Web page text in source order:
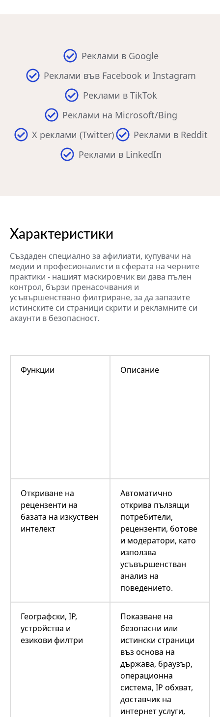
Реклами в Google
Реклами във Facebook и Instagram
Реклами в TikTok
Реклами на Microsoft/Bing
X реклами (Twitter)
Реклами в Reddit
Реклами в LinkedIn
Характеристики
Създаден специално за афилиати, купувачи на
медии и професионалисти в сферата на черните
практики - нашият маскировчик ви дава пълен
контрол, бързи пренасочвания и
усъвършенствано филтриране, за да запазите
истинските си страници скрити и рекламните си
акаунти в безопасност.
Функции Описание
Откриване на
рецензенти на
базата на изкуствен
интелект
Автоматично
открива пълзящи
потребители,
рецензенти, ботове
и модератори, като
използва
усъвършенстван
анализ на
поведението.
Географски, IP,
устройства и
езикови филтри
Показване на
безопасни или
истински страници
въз основа на
държава, браузър,
операционна
система, IP обхват,
доставчик на
интернет услуги,